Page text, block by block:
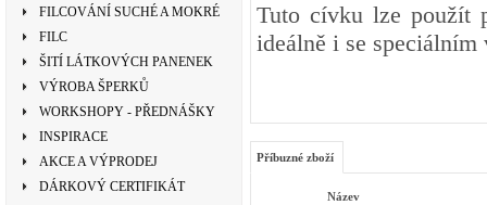
FILCOVÁNÍ SUCHÉ A MOKRÉ
FILC
ŠITÍ LÁTKOVÝCH PANENEK
VÝROBA ŠPERKŮ
WORKSHOPY - PŘEDNÁŠKY
INSPIRACE
AKCE A VÝPRODEJ
DÁRKOVÝ CERTIFIKÁT
Tuto cívku lze použít
ideálně i se
Příbuzné zboží
Název